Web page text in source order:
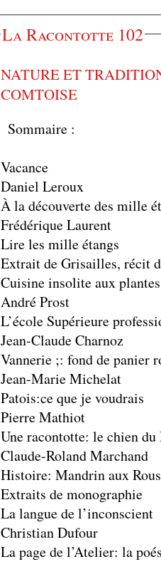
La Racontotte 102
NATURE ET
COMTOISE
Sommaire :
Vacance
Daniel Leroux
À la découverte des mille
Frédérique Laurent
Lire les mille étangs
Extrait de Grisailles, récit
Cuisine insolite aux
André Prost
L’école Supérieure
Jean-Claude Charnoz
Vannerie ;: fond de panier
Jean-Marie Michelat
Patois:ce que je voudrais
Pierre Mathiot
Une racontotte: le chien du
Claude-Roland Marchand
Histoire: Mandrin aux
Extraits de monographie
La langue de l’inconscient
Christian Dufour
La page de l’Atelier: la